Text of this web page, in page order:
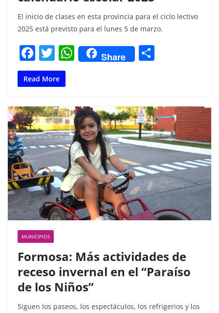
El inicio de clases en esta provincia para el ciclo lectivo
2025 está previsto para el lunes 5 de marzo.
F
a
c
b
o
o
k
T
w
itt
W
h
A
p
p
Share
ar
tir
Read More
MUNICIPIOS
Formosa: Más actividades de
receso invernal en el “Paraíso
de los Niños”
Siguen los paseos, los espectáculos, los refrigerios y los